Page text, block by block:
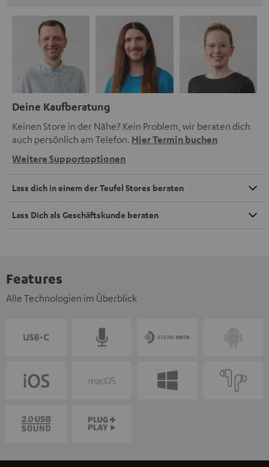
Deine Kaufberatung
Keinen Store in der Nähe? Kein Problem, wir beraten dich
auch persönlich am Telefon. Hier Termin buchen
Weitere Supportoptionen
Lass dich in einem der Teufel Stores beraten
Lass Dich als Geschäftskunde beraten
Features
Alle Technologien im Überblick